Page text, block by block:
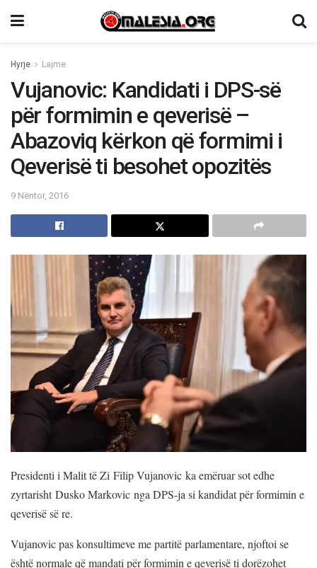
Hyrje Lajme
Vujanovic: Kandidati i DPS-së
për formimin e qeverisë –
Abazoviq kërkon që formimi i
Qeverisë ti besohet opozitës
9 Nëntor, 2016
Presidenti i Malit të Zi Filip Vujanovic ka emëruar sot edhe
zyrtarisht Dusko Markovic nga DPS-ja si kandidat për formimin e
qeverisë së re.
Vujanovic pas konsultimeve me partitë parlamentare, njoftoi se
është normale që mandati për formimin e qeverisë ti dorëzohet